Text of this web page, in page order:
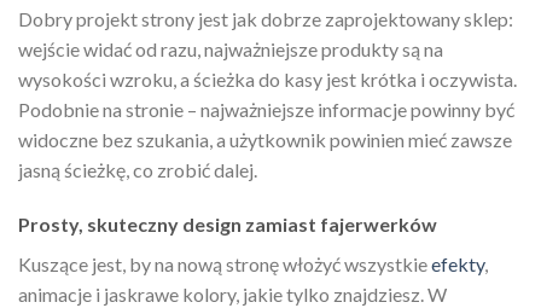
Dobry projekt strony jest jak dobrze zaprojektowany sklep:
wejście widać od razu, najważniejsze produkty są na
wysokości wzroku, a ścieżka do kasy jest krótka i oczywista.
Podobnie na stronie – najważniejsze informacje powinny być
widoczne bez szukania, a użytkownik powinien mieć zawsze
jasną ścieżkę, co zrobić dalej.
Prosty, skuteczny design zamiast fajerwerków
Kuszące jest, by na nową stronę włożyć wszystkieefekty,
animacje i jaskrawe kolory, jakie tylko znajdziesz. W